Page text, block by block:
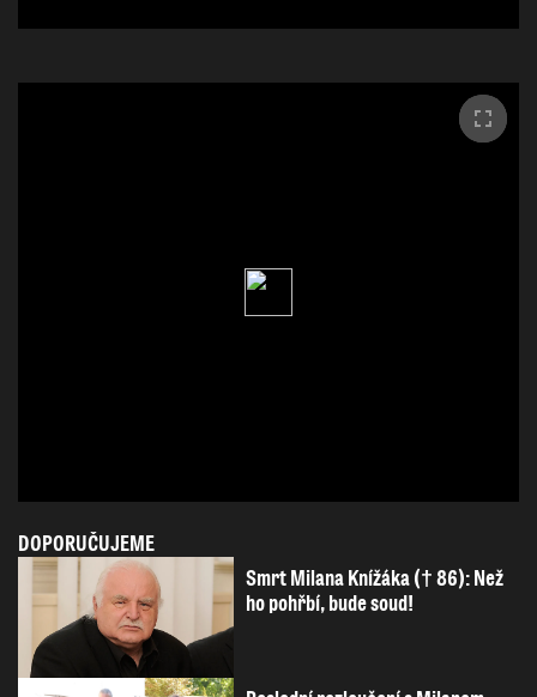
DOPORUČUJEME
Smrt Milana Knížáka († 86): Než
ho pohřbí, bude soud!